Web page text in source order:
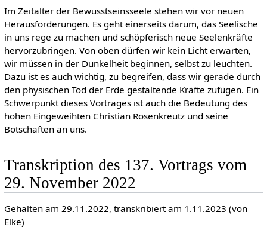
Im Zeitalter der Bewusstseinsseele stehen wir vor neuen
Herausforderungen. Es geht einerseits darum, das Seelische
in uns rege zu machen und schöpferisch neue Seelenkräfte
hervorzubringen. Von oben dürfen wir kein Licht erwarten,
wir müssen in der Dunkelheit beginnen, selbst zu leuchten.
Dazu ist es auch wichtig, zu begreifen, dass wir gerade durch
den physischen Tod der Erde gestaltende Kräfte zufügen. Ein
Schwerpunkt dieses Vortrages ist auch die Bedeutung des
hohen Eingeweihten Christian Rosenkreutz und seine
Botschaften an uns.
Transkription des 137. Vortrags vom
29. November 2022
Gehalten am 29.11.2022, transkribiert am 1.11.2023 (von
Elke)